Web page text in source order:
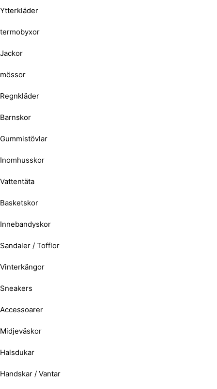
Ytterkläder
termobyxor
Jackor
mössor
Regnkläder
Barnskor
Gummistövlar
Inomhusskor
Vattentäta
Basketskor
Innebandyskor
Sandaler / Tofflor
Vinterkängor
Sneakers
Accessoarer
Midjeväskor
Halsdukar
Handskar / Vantar